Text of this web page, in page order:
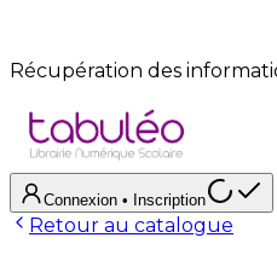
Récupération des
Connexion • Inscription
Retour au catalogue